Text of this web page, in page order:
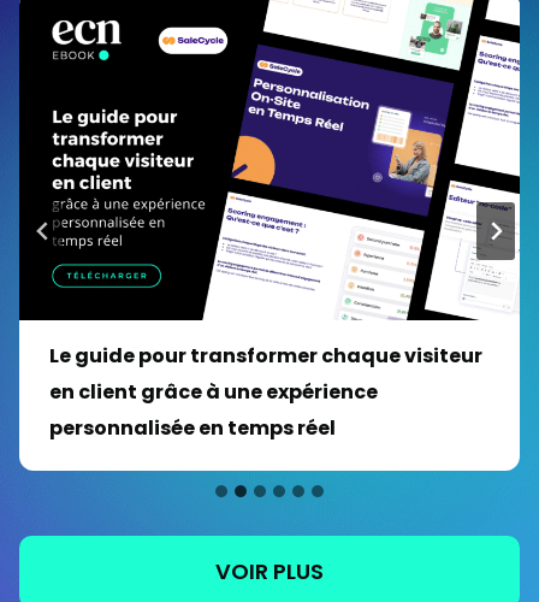
Le guide pour transformer chaque visiteur
en client grâce à une expérience
personnalisée en temps réel
VOIR PLUS